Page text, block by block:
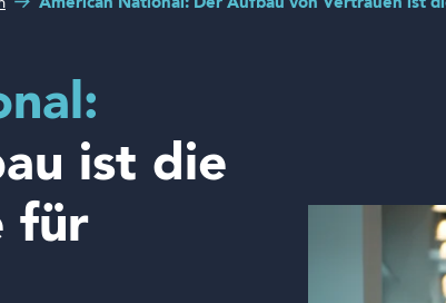
American National: Der Aufbau von Vertrauen ist
ist die
für